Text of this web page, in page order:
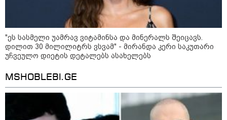
21:38 / 06-08-2026
"ჩვენთვის ეს ეგზოტიკაა, ჩვენს
სტუმრებს ასე ვუხსნით - ბევრი
სანთელი, ეგზოტიკა და
რომანტიკული საღამოები" -
შალვა ალავერდაშვილი
ელექტროენერგიის გათიშვებზე
"არ ვიცი, თუ ვინმე იცის, რასთან
არის დაკავშირებული ნია
იმნაძის 10 თვის თავზე დაკავება
- რა უნდა თქვას 16 წლის
"ეს სასმელი უამრავ ვიტამინსა და მინერალს შეიცავს.
დილით 30 მილილიტრს ვსვამ" - მირანდა კერი საკუთარი
უჩვეულო დიეტის დეტალებს ასახელებს
MSHOBLEBI.GE